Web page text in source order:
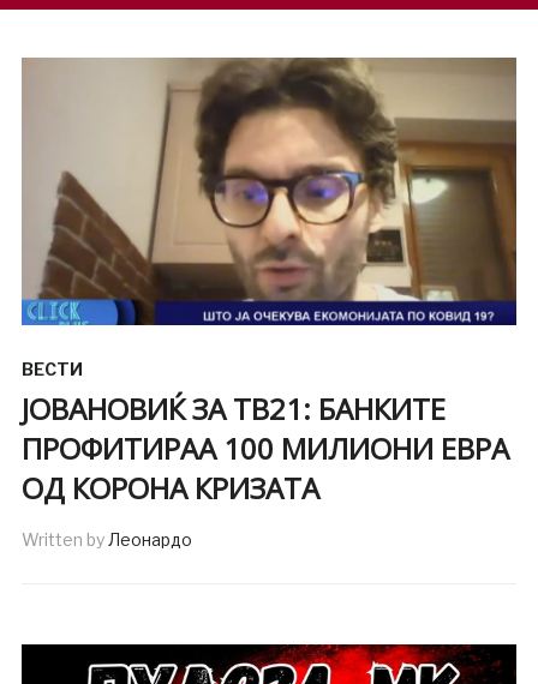
ВЕСТИ
ЈОВАНОВИЌ ЗА ТВ21: БАНКИТЕ
ПРОФИТИРАА 100 МИЛИОНИ ЕВРА
ОД КОРОНА КРИЗАТА
Written byЛеонардо